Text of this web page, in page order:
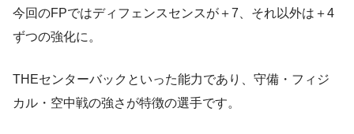
今回のFPではディフェンスセンスが＋7、それ以外は＋4
ずつの強化に。
THEセンターバックといった能力であり、守備・フィジ
カル・空中戦の強さが特徴の選手です。